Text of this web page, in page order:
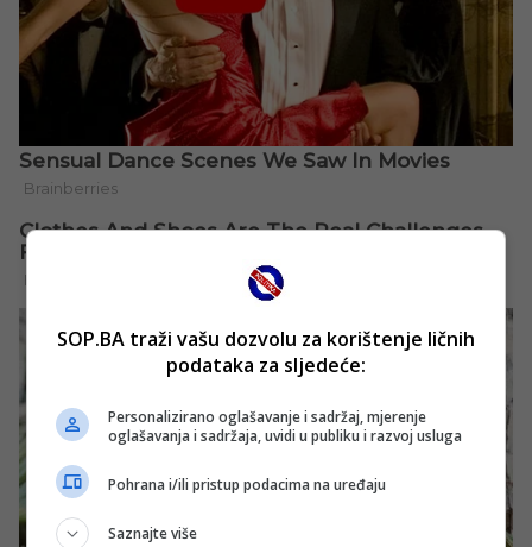
SOP.BA traži vašu dozvolu za korištenje ličnih
podataka za sljedeće:
Personalizirano oglašavanje i sadržaj, mjerenje
oglašavanja i sadržaja, uvidi u publiku i razvoj usluga
Pohrana i/ili pristup podacima na uređaju
Saznajte više